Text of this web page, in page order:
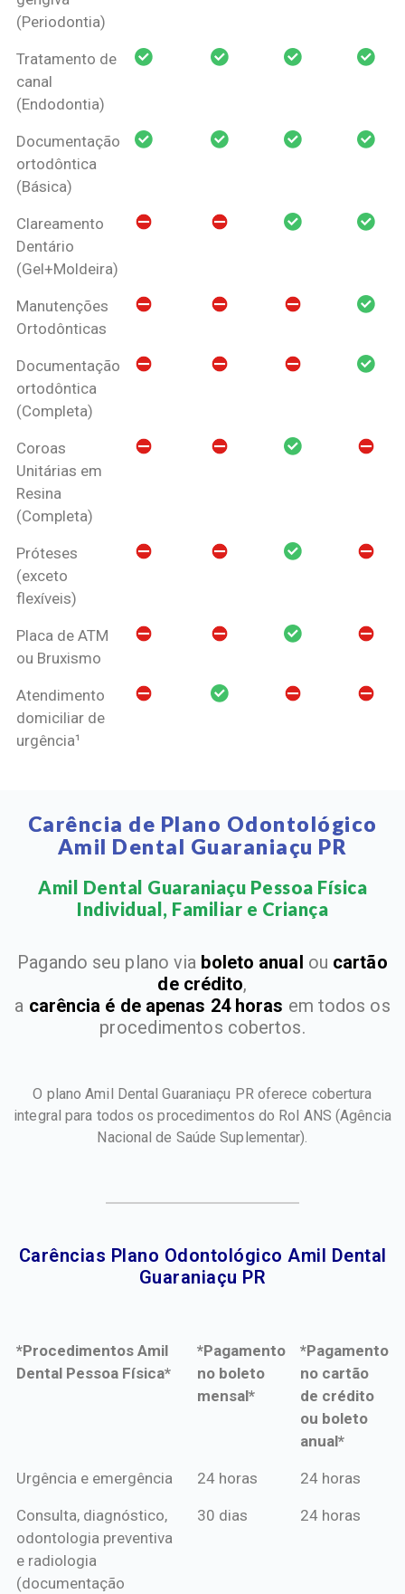
(Periodontia)
Tratamento de
canal
(Endodontia)
Documentação
ortodôntica
(Básica)
Clareamento
Dentário
(Gel+Moldeira)
Manutenções
Ortodônticas
Documentação
ortodôntica
(Completa)
Coroas
Unitárias em
Resina
(Completa)
Próteses
(exceto
flexíveis)
Placa de ATM
ou Bruxismo
Atendimento
domiciliar de
urgência¹
Carência de Plano Odontológico
Amil Dental Guaraniaçu PR
Amil Dental Guaraniaçu Pessoa Física
Individual, Familiar e Criança​
Pagando seu plano via boleto anual ou cartão
de crédito,
a carência é de apenas 24 horas em todos os
procedimentos cobertos.
O plano Amil Dental Guaraniaçu PR oferece cobertura
integral para todos os procedimentos do Rol ANS (Agência
Nacional de Saúde Suplementar).
Carências Plano Odontológico Amil Dental
Guaraniaçu PR​
*Procedimentos Amil
Dental Pessoa Física*
*Pagamento
no boleto
mensal*
*Pagamento
no cartão
de crédito
ou boleto
anual*
*Procedimentos Amil
*Pagamento
mensal*
*Pagamento
de crédito
Urgência e emergência 24 horas 24 horas
Consulta, diagnóstico,
odontologia preventiva
e radiologia
(documentação
30 dias 24 horas